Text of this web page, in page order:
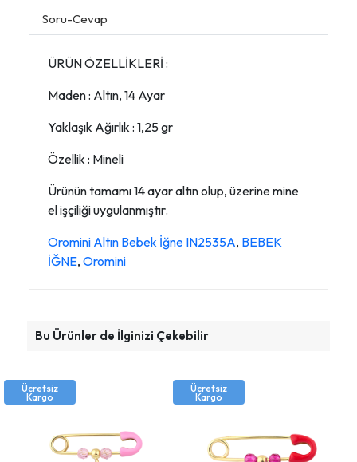
Soru-Cevap
ÜRÜN ÖZELLİKLERİ :
Maden : Altın, 14 Ayar
Yaklaşık Ağırlık : 1,25 gr
Özellik : Mineli
Ürünün tamamı 14 ayar altın olup, üzerine mine
el işçiliği uygulanmıştır.
Oromini Altın Bebek İğne IN2535A, BEBEK
İĞNE, Oromini
Bu Ürünler de İlginizi Çekebilir
Ücretsiz
Kargo
Ücretsiz
Kargo